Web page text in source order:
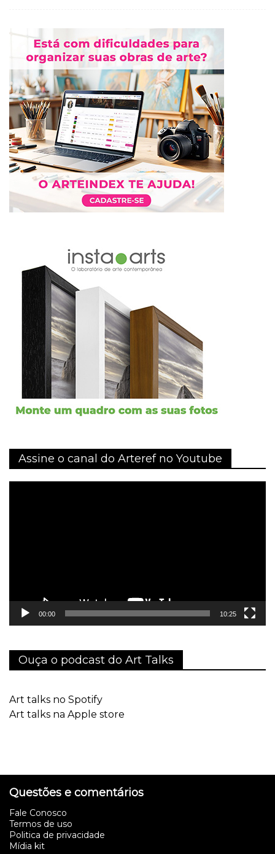
Assine o canal do Arteref no Youtube
00:00 10:25
Ouça o podcast do Art Talks
Art talks no Spotify
Art talks na Apple store
Questões e comentários
Fale Conosco
Termos de uso
Politica de privacidade
Mídia kit